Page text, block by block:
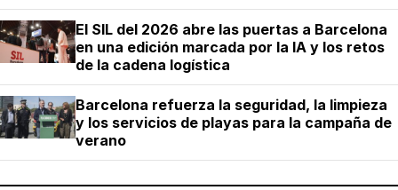
El SIL del 2026 abre las puertas a Barcelona
en una edición marcada por la IA y los retos
de la cadena logística
Barcelona refuerza la seguridad, la limpieza
y los servicios de playas para la campaña de
verano